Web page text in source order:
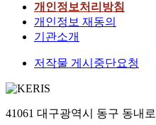
개인정보처리방침
개인정보 재동의
기관소개
저작물 게시중단요청
41061 대구광역시 동구 동내